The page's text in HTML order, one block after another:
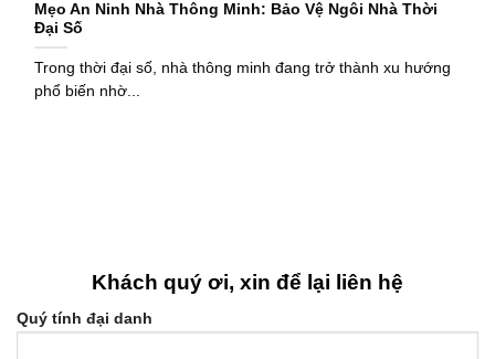
Mẹo An Ninh Nhà Thông Minh: Bảo Vệ Ngôi Nhà Thời
Đại Số
Trong thời đại số, nhà thông minh đang trở thành xu hướng
phổ biến nhờ...
Khách quý ơi, xin để lại liên hệ
Quý tính đại danh